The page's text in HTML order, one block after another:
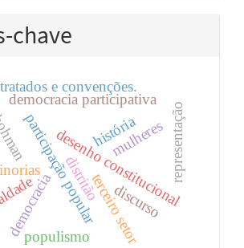
chave
democracia
participação popular
populismo
desenho constitucional
história
democracia participativa
distritãoterceiro setor
representação
mulheres
discurso
tratados e convenções.